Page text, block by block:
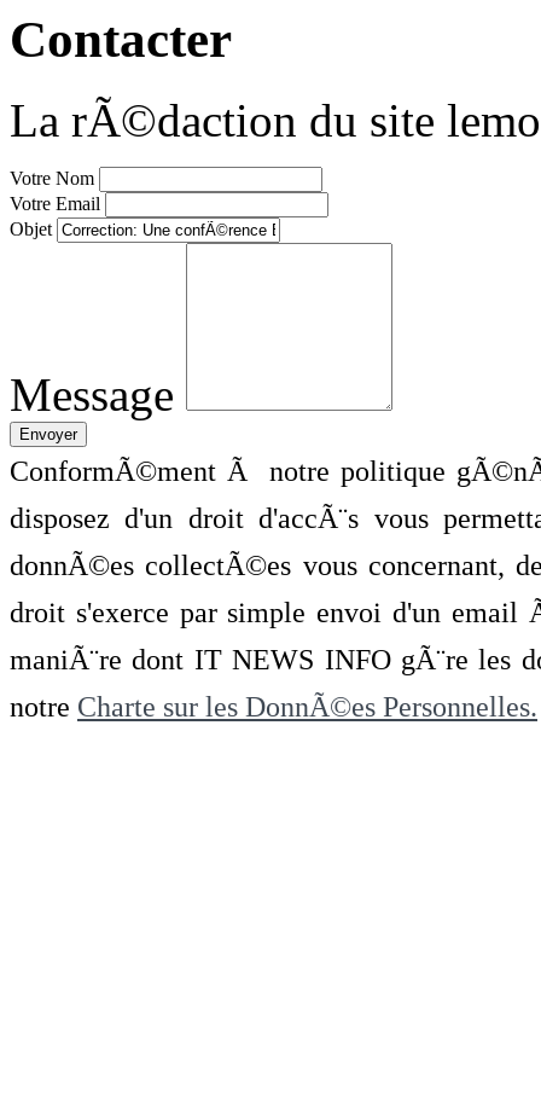
Contacter
La rÃ©daction du site
Votre Nom
Votre Email
Objet
Message
ConformÃ©ment Ã notre politique
disposez d'un droit d'accÃ¨s vous
donnÃ©es collectÃ©es vous concernant,
droit s'exerce par simple envoi d'un
maniÃ¨re dont IT NEWS INFO gÃ¨re les
notre Charte sur les DonnÃ©es Personnelles.